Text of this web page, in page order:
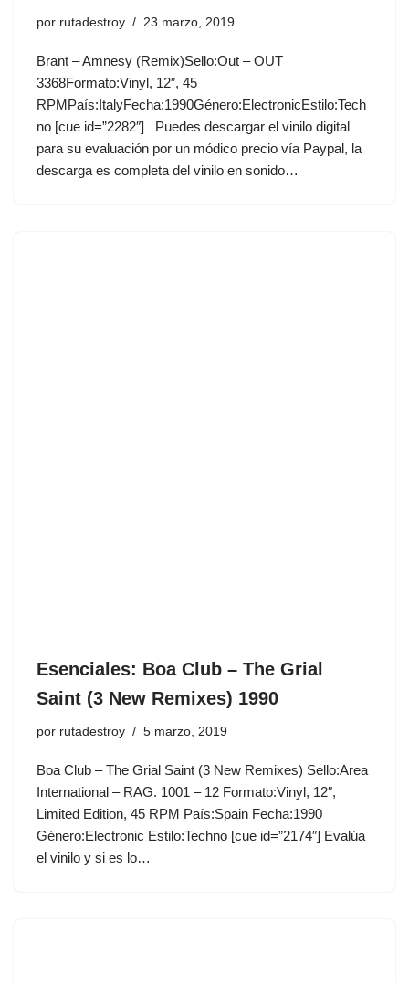
por rutadestroy 23 marzo, 2019
Brant ‎– Amnesy (Remix)Sello:Out ‎– OUT
3368Formato:Vinyl, 12″, 45
RPMPaís:ItalyFecha:1990Género:ElectronicEstilo:Tech
no [cue id=”2282″] Puedes descargar el vinilo digital
para su evaluación por un módico precio vía Paypal, la
descarga es completa del vinilo en sonido…
Esenciales: Boa Club ‎– The Grial
Saint (3 New Remixes) 1990
por rutadestroy 5 marzo, 2019
Boa Club ‎– The Grial Saint (3 New Remixes) Sello:Area
International ‎– RAG. 1001 – 12 Formato:Vinyl, 12″,
Limited Edition, 45 RPM País:Spain Fecha:1990
Género:Electronic Estilo:Techno [cue id=”2174″] Evalúa
el vinilo y si es lo…